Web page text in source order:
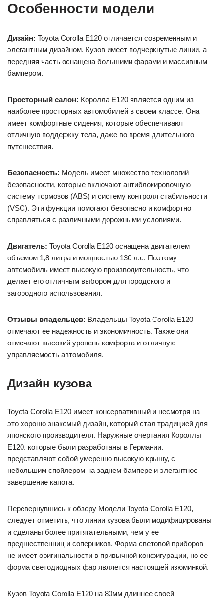
Особенности модели
Дизайн: Toyota Corolla E120 отличается современным и
элегантным дизайном. Кузов имеет подчеркнутые линии, а
передняя часть оснащена большими фарами и массивным
бампером.
Просторный салон: Королла Е120 является одним из
наиболее просторных автомобилей в своем классе. Она
имеет комфортные сидения, которые обеспечивают
отличную поддержку тела, даже во время длительного
путешествия.
Безопасность: Модель имеет множество технологий
безопасности, которые включают антиблокировочную
систему тормозов (ABS) и систему контроля стабильности
(VSC). Эти функции помогают безопасно и комфортно
справляться с различными дорожными условиями.
Двигатель: Toyota Corolla E120 оснащена двигателем
объемом 1,8 литра и мощностью 130 л.с. Поэтому
автомобиль имеет высокую производительность, что
делает его отличным выбором для городского и
загородного использования.
Отзывы владельцев: Владельцы Toyota Corolla E120
отмечают ее надежность и экономичность. Также они
отмечают высокий уровень комфорта и отличную
управляемость автомобиля.
Дизайн кузова
Toyota Corolla E120 имеет консервативный и несмотря на
это хорошо знакомый дизайн, который стал традицией для
японского производителя. Наружные очертания Короллы
E120, которые были разработаны в Германии,
представляют собой умеренно высокую крышу, с
небольшим спойлером на заднем бампере и элегантное
завершение капота.
Перевернувшись к обзору Модели Toyota Corolla E120,
следует отметить, что линии кузова были модифицированы
и сделаны более притягательными, чем у ее
предшественниц и соперников. Форма световой приборов
не имеет оригинальности в привычной конфигурации, но ее
форма светодиодных фар является настоящей изюминкой.
Кузов Toyota Corolla E120 на 80мм длиннее своей